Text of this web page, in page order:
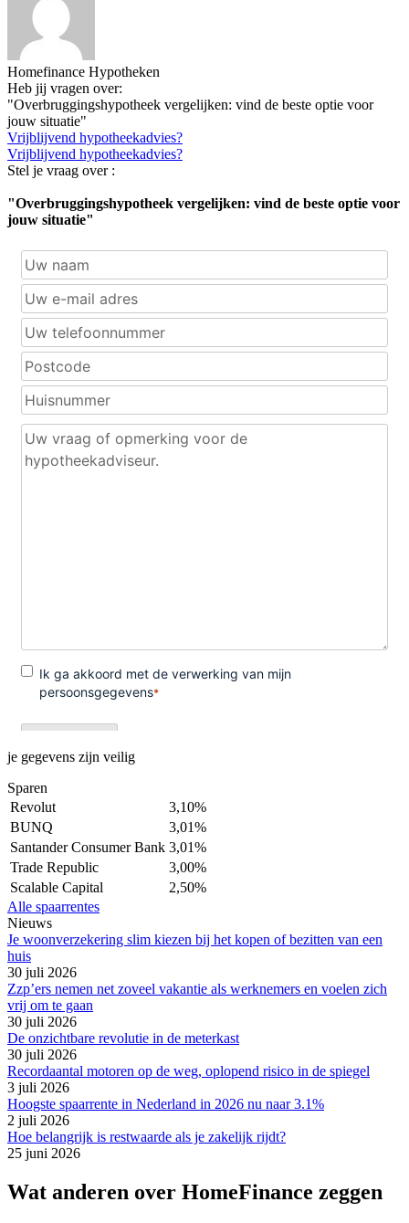
Homefinance Hypotheken
Heb jij vragen over:
"Overbruggingshypotheek vergelijken: vind de beste optie voor
jouw situatie"
Vrijblijvend hypotheekadvies?
Vrijblijvend hypotheekadvies?
Stel je vraag over :
"Overbruggingshypotheek vergelijken: vind de beste optie voor
jouw situatie"
je gegevens zijn veilig
Sparen
Revolut
3,10%
BUNQ
3,01%
Santander Consumer Bank 3,01%
Trade Republic
3,00%
Scalable Capital
2,50%
Alle spaarrentes
Nieuws
Je woonverzekering slim kiezen bij het kopen of bezitten van een
huis
30 juli 2026
Zzp’ers nemen net zoveel vakantie als werknemers en voelen zich
vrij om te gaan
30 juli 2026
De onzichtbare revolutie in de meterkast
30 juli 2026
Recordaantal motoren op de weg, oplopend risico in de spiegel
3 juli 2026
Hoogste spaarrente in Nederland in 2026 nu naar 3.1%
2 juli 2026
Hoe belangrijk is restwaarde als je zakelijk rijdt?
25 juni 2026
Wat anderen over HomeFinance zeggen